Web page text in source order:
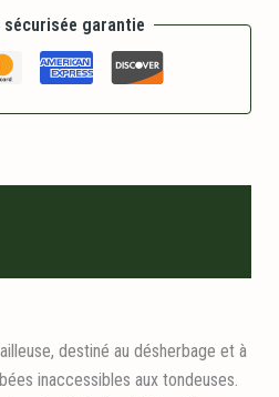
sécurisée garantie
destiné au désherbage et à
inaccessibles aux tondeuses.